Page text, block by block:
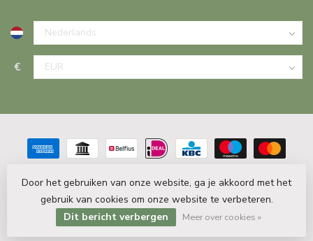
€
© Copyright 2026 PlintenDecor.nl - Powered byLightspeed
Lightspeed designby Dyvelopment
Door het gebruiken van onze website, ga je akkoord met het
gebruik van cookies om onze website te verbeteren.
Dit bericht verbergen
Meer over cookies »